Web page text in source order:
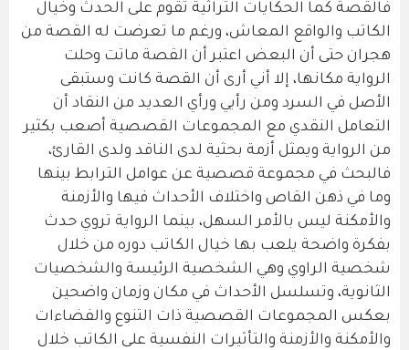
فالقصة كما الحكايات التراثية تقوم على الحدث وخيال
الكاتب والواقع المعاش، ورغم ما تعرضت له القصة من
هجران حتى أن البعض اعتبر أن القصة ماتت وحلت
الرواية مكانها، إلا أني أرى أن القصة كانت وستبقى
الأصل في السرد ومن رأيي ورأي العديد من النقاد أن
التعامل النقدي مع المجموعات القصصية أصعب بكثير
من الرواية ويمثل أزمة بحثية لدى الناقد ولدى القارئ،
فالبحث في مجموعة قصصية عن عوامل الترابط بينها
وما في ذهن القاص واختلاف الأحداث فيها والأزمنة
والأمكنة ليس بالأمر السهل، بينما الرواية تروي حدث
بفكرة واضحة يلعب بها خيال الكاتب دوره من خلال
شخصية الراوي وهي الشخصية الرئيسة والشخصيات
الثانوية، وتسلسل الأحداث في مكان وزمان واضحين
بعكس المجموعات القصصية ذات التنوع والفضاءات
والأمكنة والأزمنة والتأثيرات النفسية على الكاتب خلال